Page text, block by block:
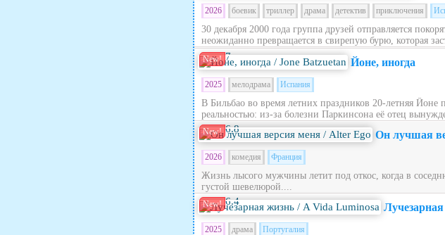
2026 боевик триллер драма детектив приключения
30 декабря 2000 года группа друзей отправляется
неожиданно превращается в свирепую бурю, которая
New! 7 Йоне, иногда
2025 мелодрама Испания
В Бильбао во время летних праздников 20‑летняя
реальностью: из‑за болезни Паркинсона её отец
New! 6.8 Он лучшая
2026 комедия Франция
Жизнь лысого мужчины летит под откос, когда в
густой шевелюрой....
New! 6.4
2025 драма Португалия